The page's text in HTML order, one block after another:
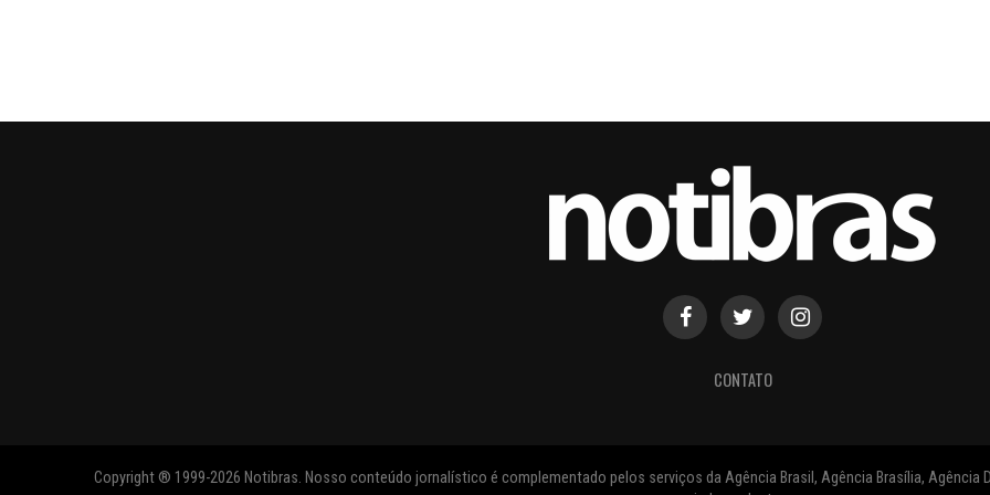
CONTATO
Copyright ® 1999-2026 Notibras. Nosso conteúdo jornalístico é complementado pelos serviços da Agência Brasil, Agência Brasília, Agência